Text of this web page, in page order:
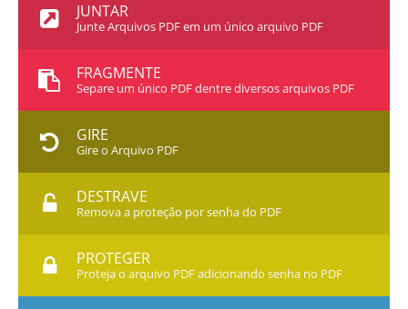
JUNTAR
Junte Arquivos PDF em um único arquivo PDF
FRAGMENTE
Separe um único PDF dentre diversos arquivos PDF
GIRE
Gire o Arquivo PDF
DESTRAVE
Remova a proteção por senha do PDF
PROTEGER
Proteja o arquivo PDF adicionando senha no PDF